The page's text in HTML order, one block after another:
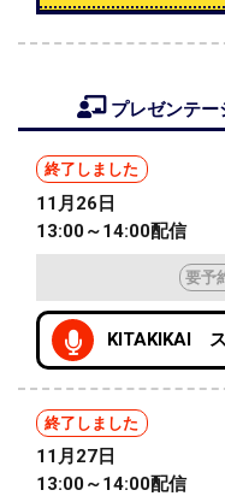
プレゼンテー
終了しました
11月26日
13:00～14:00配信
要予
KITAKIKAI ス
終了しました
11月27日
13:00～14:00配信